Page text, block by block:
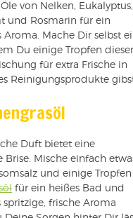
von Nelken, Eukalyptus,
und Rosmarin für ein
Aroma. Mache Dir selbst
Du einige Tropfen dieser
für extra Frische in
Reinigungsprodukte
Duft bietet eine
Brise. Mische einfach
und einige Tropfen
für ein heißes Bad und
spritzige, frische Aroma